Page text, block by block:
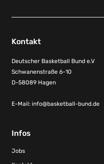
Kontakt
Deutscher Basketball Bund e.V
Schwanenstraße 6-10
D-58089 Hagen
E-Mail: info@basketball-bund.de
Infos
Jobs